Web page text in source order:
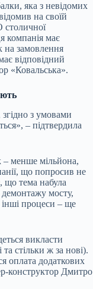
яка з невідомих
на своїй
столичної
компанія має
на замовлення
відповідний
«Ковальська».
з умовами
– підтвердила
– менше мільйона,
що попросив не
що тема набула
мосту,
інші процеси – ще
викласти
стільки ж за нові).
оплата додаткових
конструктор Дмитро